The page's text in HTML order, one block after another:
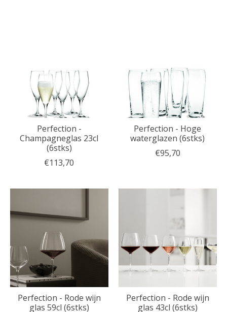
Perfection -
Champagneglas 23cl
(6stks)
€113,70
Perfection - Hoge
waterglazen (6stks)
€95,70
Perfection - Rode wijn
glas 59cl (6stks)
Perfection - Rode wijn
glas 43cl (6stks)